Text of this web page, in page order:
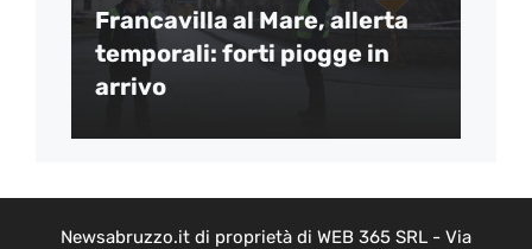
Francavilla al Mare, allerta
temporali: forti piogge in
arrivo
Newsabruzzo.it di proprietà di WEB 365 SRL - Via